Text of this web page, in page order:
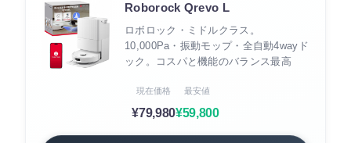
Roborock Qrevo L
ロボロック・ミドルクラス。
10,000Pa・振動モップ・全自動4wayド
ック。コスパと機能のバランス最高
現在価格
¥79,980
最安値
¥59,800